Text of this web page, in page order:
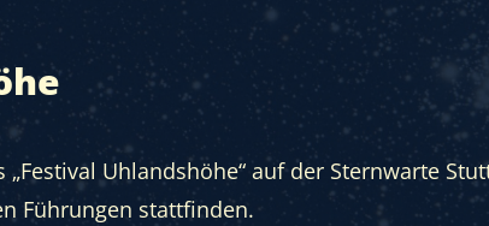
Uhlandshöhe“ auf der Sternwarte
Führungen stattfinden.